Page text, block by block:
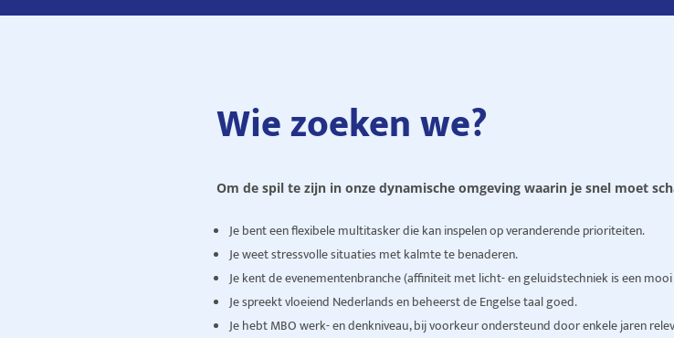
Wie zoeken we?
Om de spil te zijn in onze dynamische omgeving waarin je snel moet
Je bent een flexibele multitasker die kan inspelen op veranderende prioriteiten.
Je weet stressvolle situaties met kalmte te benaderen.
Je kent de evenementenbranche (affiniteit met licht- en geluidstechniek is een
Je spreekt vloeiend Nederlands en beheerst de Engelse taal goed.
Je hebt MBO werk- en denkniveau, bij voorkeur ondersteund door enkele jaren